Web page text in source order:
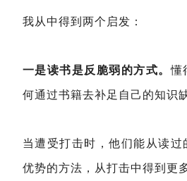
我从中得到两个启发：
一是读书是反脆弱的方式。懂
何通过书籍去补足自己的知识
当遭受打击时，他们能从读过
优势的方法，从打击中得到更